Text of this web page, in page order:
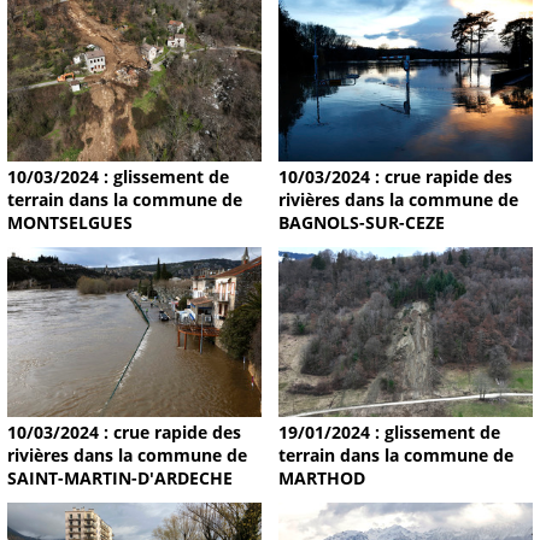
10/03/2024 : glissement de
terrain dans la commune de
MONTSELGUES
10/03/2024 : crue rapide des
rivières dans la commune de
BAGNOLS-SUR-CEZE
10/03/2024 : crue rapide des
rivières dans la commune de
SAINT-MARTIN-D'ARDECHE
19/01/2024 : glissement de
terrain dans la commune de
MARTHOD